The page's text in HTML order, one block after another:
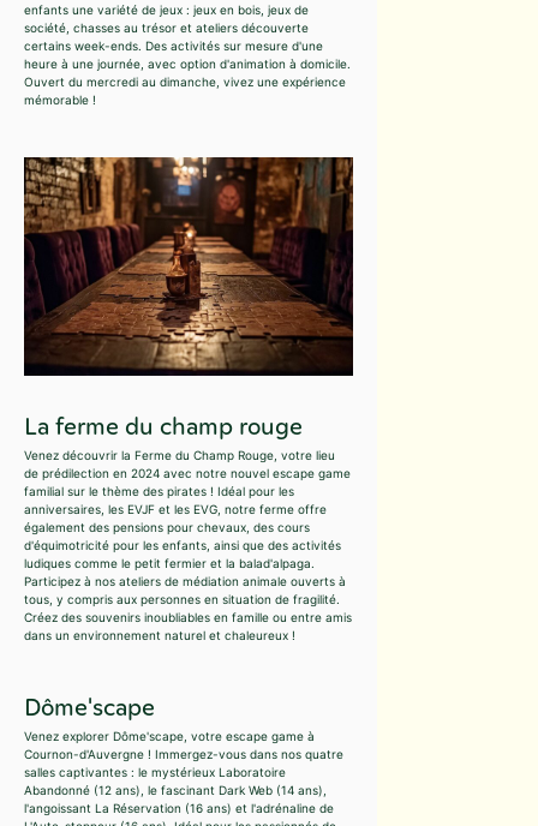
enfants une variété de jeux : jeux en bois, jeux de
société, chasses au trésor et ateliers découverte
certains week-ends. Des activités sur mesure d'une
heure à une journée, avec option d'animation à domicile.
Ouvert du mercredi au dimanche, vivez une expérience
mémorable !
La ferme du champ rouge
Venez découvrir la Ferme du Champ Rouge, votre lieu
de prédilection en 2024 avec notre nouvel escape game
familial sur le thème des pirates ! Idéal pour les
anniversaires, les EVJF et les EVG, notre ferme offre
également des pensions pour chevaux, des cours
d'équimotricité pour les enfants, ainsi que des activités
ludiques comme le petit fermier et la balad'alpaga.
Participez à nos ateliers de médiation animale ouverts à
tous, y compris aux personnes en situation de fragilité.
Créez des souvenirs inoubliables en famille ou entre amis
dans un environnement naturel et chaleureux !
Dôme'scape
Venez explorer Dôme'scape, votre escape game à
Cournon-d'Auvergne ! Immergez-vous dans nos quatre
salles captivantes : le mystérieux Laboratoire
Abandonné (12 ans), le fascinant Dark Web (14 ans),
l'angoissant La Réservation (16 ans) et l'adrénaline de